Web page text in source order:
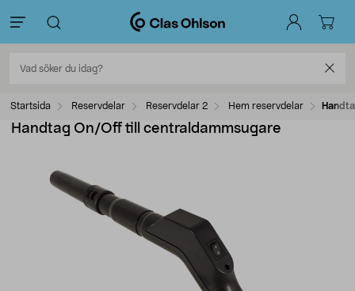
Startsida Reservdelar Reservdelar 2 Hem reservdelar
Handtag On/Off till centraldammsugare